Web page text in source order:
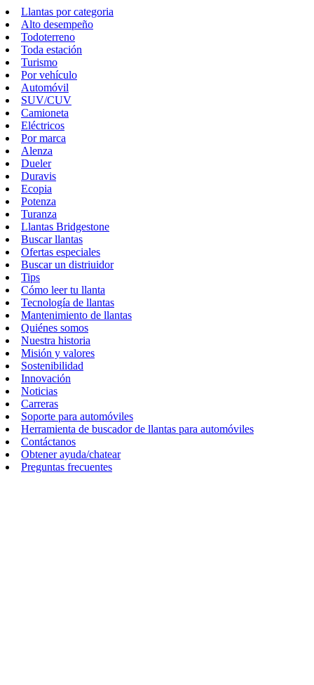
Llantas por categoria
Alto desempeño
Todoterreno
Toda estación
Turismo
Por vehículo
Automóvil
SUV/CUV
Camioneta
Eléctricos
Por marca
Alenza
Dueler
Duravis
Ecopia
Potenza
Turanza
Llantas Bridgestone
Buscar llantas
Ofertas especiales
Buscar un distriuidor
Tips
Cómo leer tu llanta
Tecnología de llantas
Mantenimiento de llantas
Quiénes somos
Nuestra historia
Misión y valores
Sostenibilidad
Innovación
Noticias
Carreras
Soporte para automóviles
Herramienta de buscador de llantas para automóviles
Contáctanos
Obtener ayuda/chatear
Preguntas frecuentes